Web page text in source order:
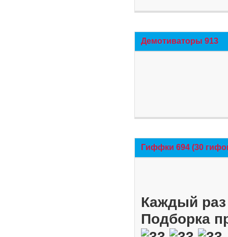
Демотиваторы 913
Гиффки 694 (30
Каждый
Подборка